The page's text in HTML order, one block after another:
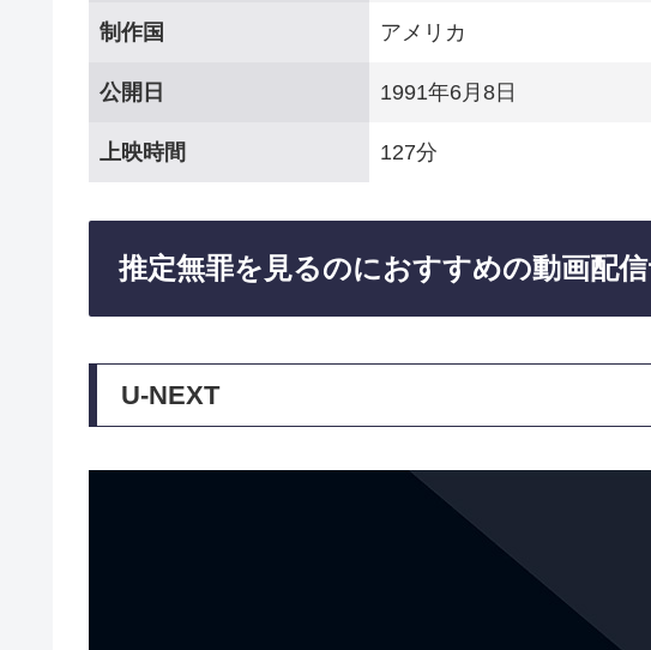
制作国 アメリカ
公開日 1991年6月8日
上映時間 127分
推定無罪を見るのにおすすめの動画配
U-NEXT